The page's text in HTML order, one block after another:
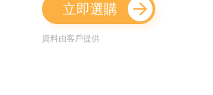
立即選購
資料由客戶提供